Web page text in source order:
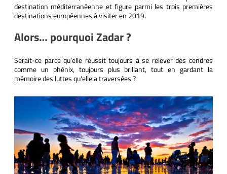
destination méditerranéenne et figure parmi les trois premières
destinations européennes à visiter en 2019.
Alors… pourquoi Zadar ?
Serait-ce parce qu’elle réussit toujours à se relever des cendres
comme un phénix, toujours plus brillant, tout en gardant la
mémoire des luttes qu'elle a traversées ?